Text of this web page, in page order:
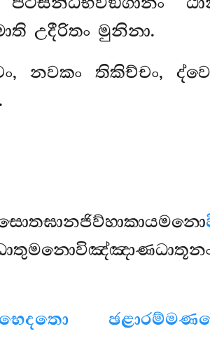
උදීරිතං මුනිනා.
නවකං තිකිච්චං, ද්වෙ